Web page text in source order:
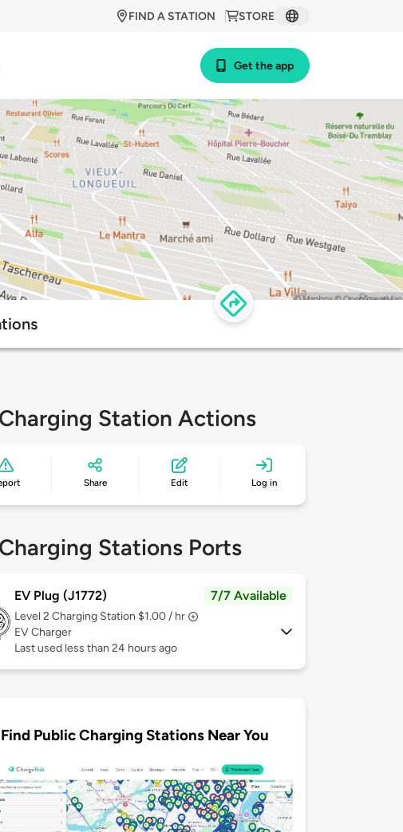
STORE
FIND A STATION
Get the app
Station Actions
Share Edit Log in
Stations Ports
EV Plug (J1772) 7/7 Available
Level 2 Charging Station $1.00 / hr
EV Charger
Last used less than 24 hours ago
Find Public Charging Stations Near You